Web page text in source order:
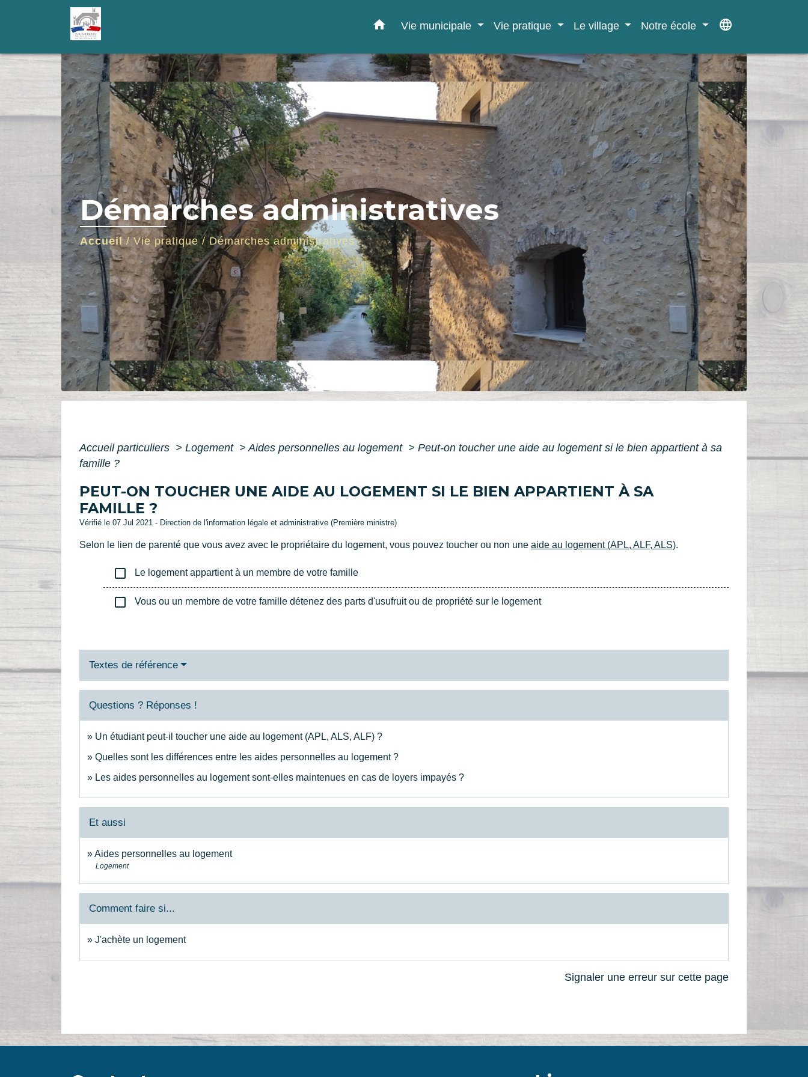
home Vie municipale Vie pratique Le village Notre école language
Démarches administratives
Accueil /Vie pratique/Démarches administratives
Accueil particuliers > Logement > Aides personnelles au logement > Peut-on toucher une aide au logement si le bien appartient à sa
famille ?
PEUT-ON TOUCHER UNE AIDE AU LOGEMENT SI LE BIEN APPARTIENT À SA
FAMILLE ?
Vérifié le 07 Jul 2021 - Direction de l'information légale et administrative (Première ministre)
Selon le lien de parenté que vous avez avec le propriétaire du logement, vous pouvez toucher ou non une aide au logement (APL, ALF, ALS).
check_box_outline_blank Le logement appartient à un membre de votre famille
check_box_outline_blank Vous ou un membre de votre famille détenez des parts d'usufruit ou de propriété sur le logement
Textes de référence
Questions ? Réponses !
Un étudiant peut-il toucher une aide au logement (APL, ALS, ALF) ?
Quelles sont les différences entre les aides personnelles au logement ?
Les aides personnelles au logement sont-elles maintenues en cas de loyers impayés ?
Et aussi
Aides personnelles au logement
Logement
Comment faire si...
J'achète un logement
Signaler une erreur sur cette page